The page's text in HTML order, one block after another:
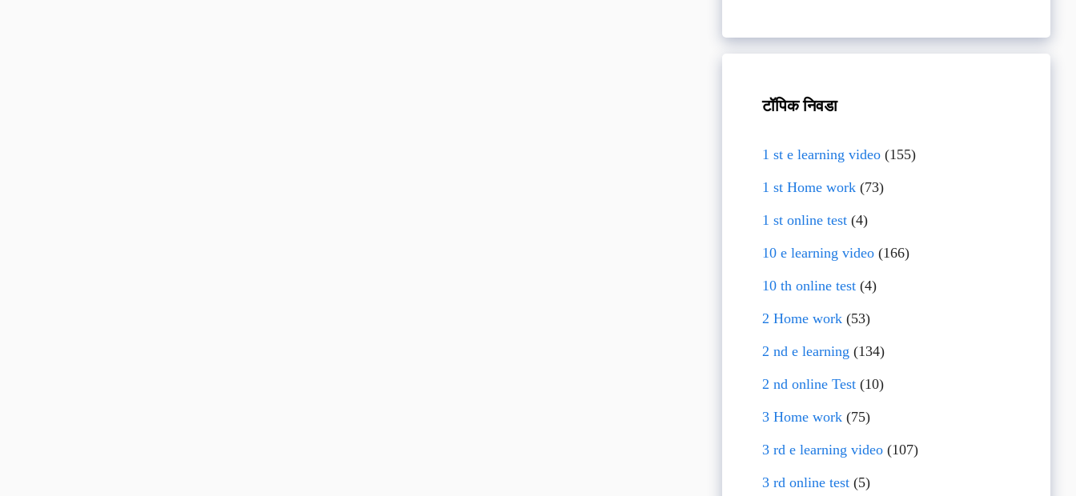
टॉपिक निवडा
1 st e learning video(155)
1 st Home work(73)
1 st online test(4)
10 e learning video(166)
10 th online test(4)
2 Home work(53)
2 nd e learning (134)
2 nd online Test(10)
3 Home work(75)
3 rd e learning video(107)
3 rd online test(5)